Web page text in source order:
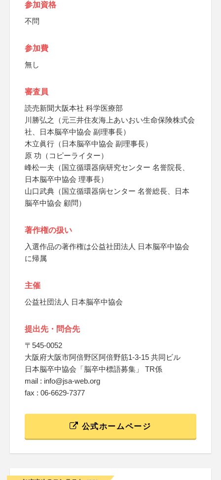
参加資格
不問
参加費
無し
審査員
読売新聞大阪本社 科学医療部
川勝弘之（元三井住友海上あいおい生命保険株式会
社、日本脳卒中協会 副理事長）
木立眞行（日本脳卒中協会 副理事長）
原 功（コピーライター）
峰松一夫（国立循環器病研究センター 名誉院長、
日本脳卒中協会 理事長）
山口武典（国立循環器病センター 名誉総長、日本
脳卒中協会 顧問）
著作権の扱い
入選作品の著作権は公益社団法人 日本脳卒中協会
に帰属
主催
公益社団法人 日本脳卒中協会
提出先・問合先
〒545-0052
大阪府大阪市阿倍野区阿倍野筋1-3-15 共同ビル
日本脳卒中協会「脳卒中標語募集」 TR係
mail : info@jsa-web.org
fax : 06-6629-7377
公式ホームページ